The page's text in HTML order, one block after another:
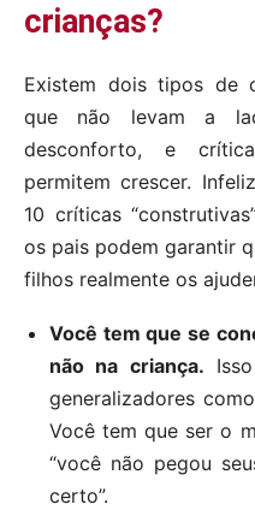
crianças?
Existem dois tipos de
que não levam a
desconforto, e
permitem crescer.
10 críticas
os pais podem garantir
filhos realmente os
Você tem que se
não na criança.
generalizadores
Você tem que ser o
“você não pegou
certo”.